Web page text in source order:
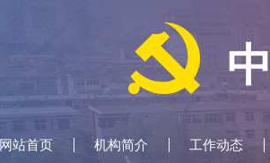
网站首页 机构简介 工作动态